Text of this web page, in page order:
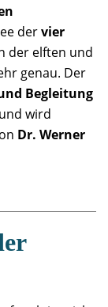
dervier
der elften und
genau. Der
Begleitung
und wird
Dr. Werner